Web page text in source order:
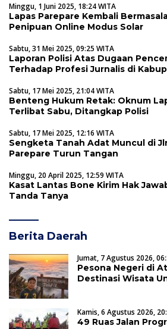
Minggu, 1 Juni 2025, 18:24 WITA
Lapas Parepare Kembali
Penipuan Online Modus Solar
Sabtu, 31 Mei 2025, 09:25 WITA
Laporan Polisi Atas Dugaan
Terhadap Profesi Jurnalis di
Sabtu, 17 Mei 2025, 21:04 WITA
Benteng Hukum Retak: Oknum
Terlibat Sabu, Ditangkap Polisi
Sabtu, 17 Mei 2025, 12:16 WITA
Sengketa Tanah Adat Muncul di
Parepare Turun Tangan
Minggu, 20 April 2025, 12:59 WITA
Kasat Lantas Bone Kirim Hak
Tanda Tanya
Berita Daerah
Jumat, 7 Agustus 2026,
Pesona Negeri di
Destinasi Wisata
Kamis, 6 Agustus 2026,
49 Ruas Jalan